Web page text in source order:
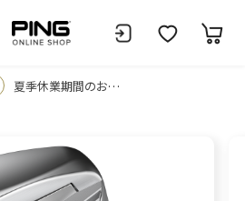
夏季休業期間のお知らせ